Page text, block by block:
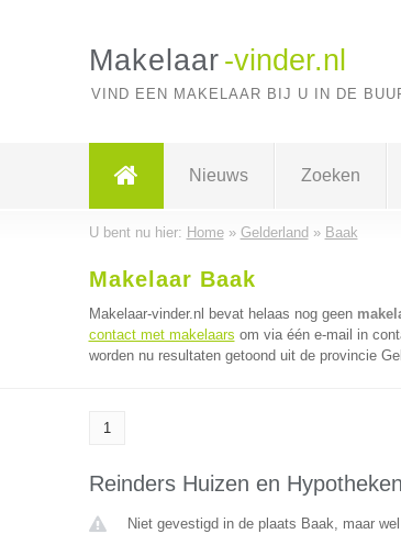
Makelaar -vinder.nl
VIND EEN MAKELAAR BIJ U IN DE
Nieuws Zoeken
U bent nu hier: Home» Gelderland » Baak
Makelaar Baak
Makelaar-vinder.nl bevat helaas nog geen
contact met makelaars om via één e-mail in
worden nu resultaten getoond uit de provincie
1
Reinders Huizen en
Niet gevestigd in de plaats Baak, maar